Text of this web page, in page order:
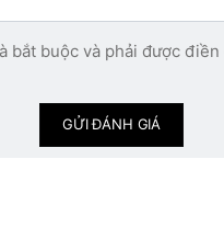
bắt buộc và phải được điền
GỬI ĐÁNH GIÁ